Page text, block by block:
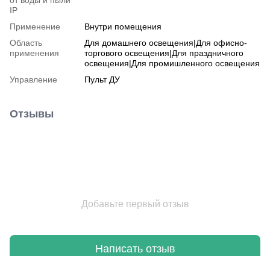
IP
Применение
Внутри помещения
Область
применения
Для домашнего освещения|Для офисно-
торгового освещения|Для праздничного
освещения|Для промишленного освещения
Управление
Пульт ДУ
Отзывы
Добавьте первый отзыв
Написать отзыв